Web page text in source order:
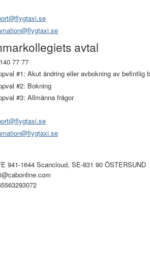
avtal
77 77
#1: Akut ändring eller avbokning av befintlig
#2: Bokning
#3: Allmänna frågor
941-1644 Scancloud, SE-831 90 ÖSTERSUND